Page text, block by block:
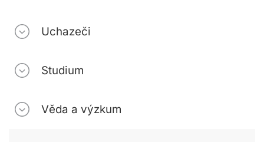
Uchazeči
Studium
Věda a výzkum